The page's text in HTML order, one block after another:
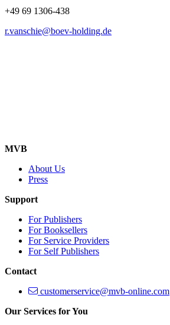
+49 69 1306-438
r.vanschie@boev-holding.de
MVB
About Us
Press
Support
For Publishers
For Booksellers
For Service Providers
For Self Publishers
Contact
customerservice@mvb-online.com
Our Services for You